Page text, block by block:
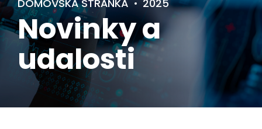
DOMOVSKÁ STRÁNKA 2025
Novinky a
udalosti